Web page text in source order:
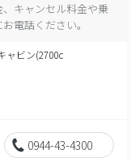
キャンセル料金や乗
電話ください。
ャビン(2700c
0944-43-4300